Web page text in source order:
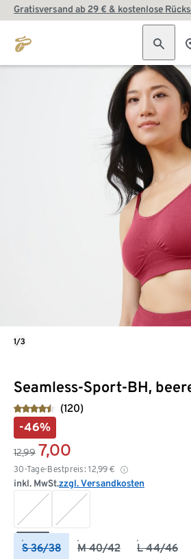
Gratisversand ab 29 € & kostenlose
Seamless-Sport-BH,
(120)
-46%
12,99 7,00
30-Tage-Bestpreis: 12,99 €
inkl. MwSt.zzgl. Versandkosten
S 36/38 M 40/42 L 44/46
1/3